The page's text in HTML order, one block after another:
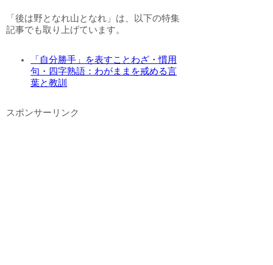
「後は野となれ山となれ」は、以下の特集
記事でも取り上げています。
「自分勝手」を表すことわざ・慣用
句・四字熟語：わがままを戒める言
葉と教訓
スポンサーリンク